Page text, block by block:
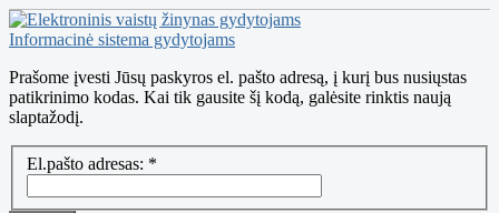
Informacinė sistema gydytojams
Prašome įvesti Jūsų paskyros el. pašto adresą, į kurį bus nusiųstas
patikrinimo kodas. Kai tik gausite šį kodą, galėsite rinktis naują
slaptažodį.
El.pašto adresas: *